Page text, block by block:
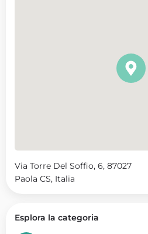
Via Torre Del Soffio, 6, 87027
Paola CS, Italia
Esplora la categoria